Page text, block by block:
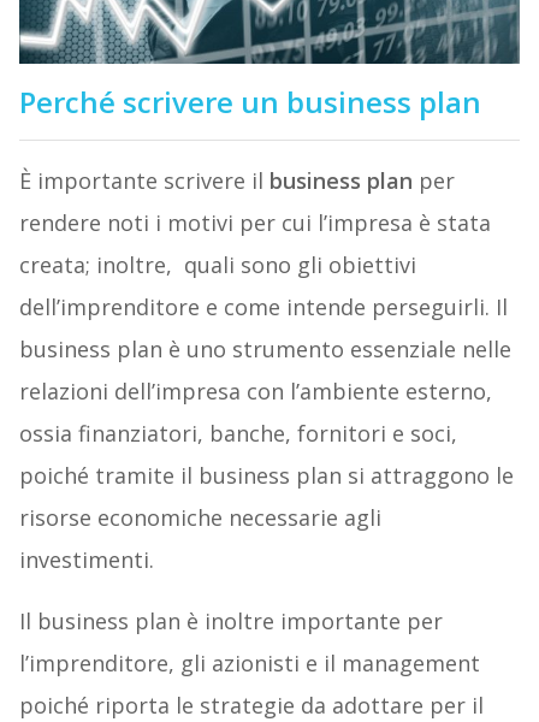
Perché scrivere un business plan
È importante scrivere il business plan per
rendere noti i motivi per cui l’impresa è stata
creata; inoltre, quali sono gli obiettivi
dell’imprenditore e come intende perseguirli. Il
business plan è uno strumento essenziale nelle
relazioni dell’impresa con l’ambiente esterno,
ossia finanziatori, banche, fornitori e soci,
poiché tramite il business plan si attraggono le
risorse economiche necessarie agli
investimenti.
Il business plan è inoltre importante per
l’imprenditore, gli azionisti e il management
poiché riporta le strategie da adottare per il